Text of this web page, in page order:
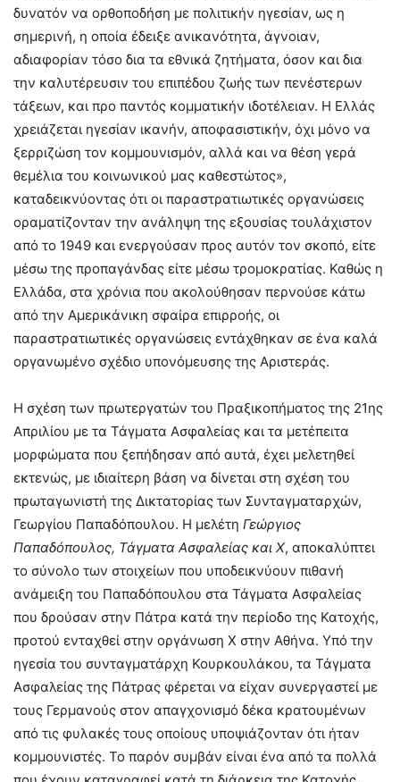
δυνατόν να ορθοποδήση με πολιτικήν ηγεσίαν, ως η
σημερινή, η οποία έδειξε ανικανότητα, άγνοιαν,
αδιαφορίαν τόσο δια τα εθνικά ζητήματα, όσον και δια
την καλυτέρευσιν του επιπέδου ζωής των πενέστερων
τάξεων, και προ παντός κομματικήν ιδοτέλειαν. Η Ελλάς
χρειάζεται ηγεσίαν ικανήν, αποφασιστικήν, όχι μόνο να
ξερριζώση τον κομμουνισμόν, αλλά και να θέση γερά
θεμέλια του κοινωνικού μας καθεστώτος»,
καταδεικνύοντας ότι οι παραστρατιωτικές οργανώσεις
οραματίζονταν την ανάληψη της εξουσίας τουλάχιστον
από το 1949 και ενεργούσαν προς αυτόν τον σκοπό, είτε
μέσω της προπαγάνδας είτε μέσω τρομοκρατίας. Καθώς η
Ελλάδα, στα χρόνια που ακολούθησαν περνούσε κάτω
από την Αμερικάνικη σφαίρα επιρροής, οι
παραστρατιωτικές οργανώσεις εντάχθηκαν σε ένα καλά
οργανωμένο σχέδιο υπονόμευσης της Αριστεράς.
Η σχέση των πρωτεργατών του Πραξικοπήματος της 21ης
Απριλίου με τα Τάγματα Ασφαλείας και τα μετέπειτα
μορφώματα που ξεπήδησαν από αυτά, έχει μελετηθεί
εκτενώς, με ιδιαίτερη βάση να δίνεται στη σχέση του
πρωταγωνιστή της Δικτατορίας των Συνταγματαρχών,
Γεωργίου Παπαδόπουλου. Η μελέτη Γεώργιος
Παπαδόπουλος, Τάγματα Ασφαλείας και Χ, αποκαλύπτει
το σύνολο των στοιχείων που υποδεικνύουν πιθανή
ανάμειξη του Παπαδόπουλου στα Τάγματα Ασφαλείας
που δρούσαν στην Πάτρα κατά την περίοδο της Κατοχής,
προτού ενταχθεί στην οργάνωση Χ στην Αθήνα. Υπό την
ηγεσία του συνταγματάρχη Κουρκουλάκου, τα Τάγματα
Ασφαλείας της Πάτρας φέρεται να είχαν συνεργαστεί με
τους Γερμανούς στον απαγχονισμό δέκα κρατουμένων
από τις φυλακές τους οποίους υποψιάζονταν ότι ήταν
κομμουνιστές. Το παρόν συμβάν είναι ένα από τα πολλά